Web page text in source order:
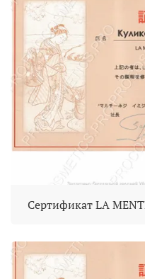
Сертификат LA